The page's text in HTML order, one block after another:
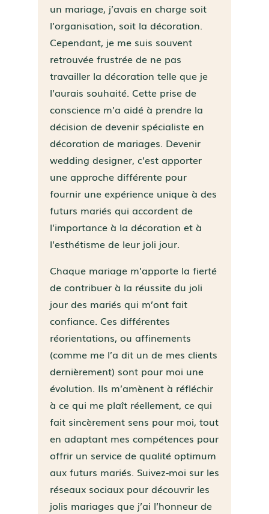
un mariage, j’avais en charge soit
l’organisation, soit la décoration.
Cependant, je me suis souvent
retrouvée frustrée de ne pas
travailler la décoration telle que je
l’aurais souhaité. Cette prise de
conscience m’a aidé à prendre la
décision de devenir spécialiste en
décoration de mariages. Devenir
wedding designer, c’est apporter
une approche différente pour
fournir une expérience unique à des
futurs mariés qui accordent de
l’importance à la décoration et à
l’esthétisme de leur joli jour.
Chaque mariage m’apporte la fierté
de contribuer à la réussite du joli
jour des mariés qui m’ont fait
confiance. Ces différentes
réorientations, ou affinements
(comme me l’a dit un de mes clients
dernièrement) sont pour moi une
évolution. Ils m’amènent à réfléchir
à ce qui me plaît réellement, ce qui
fait sincèrement sens pour moi, tout
en adaptant mes compétences pour
offrir un service de qualité optimum
aux futurs mariés. Suivez-moi sur les
réseaux sociaux pour découvrir les
jolis mariages que j’ai l’honneur de